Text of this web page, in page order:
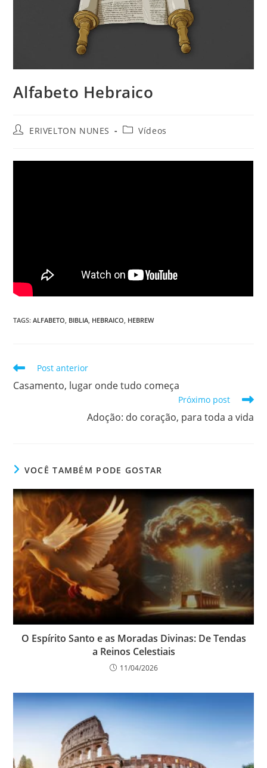
Alfabeto Hebraico
ERIVELTON NUNES Vídeos
TAGS:ALFABETO BIBLIA HEBRAICO HEBREW
Post anterior
Casamento, lugar onde tudo começa
Próximo post
Adoção: do coração, para toda a vida
VOCÊ TAMBÉM PODE GOSTAR
O Espírito Santo e as Moradas Divinas: De Tendas
a Reinos Celestiais
11/04/2026